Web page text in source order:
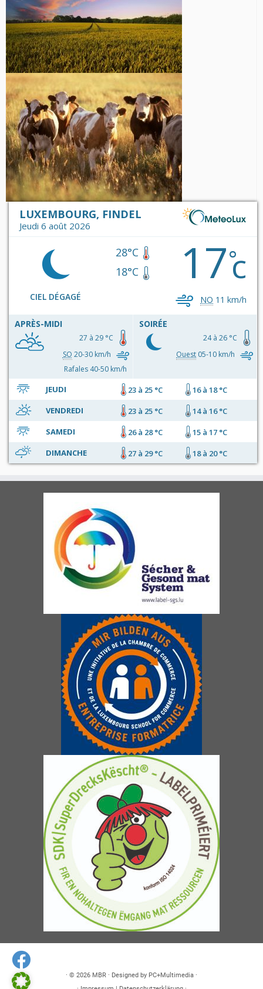
LUXEMBOURG, FINDEL
Jeudi 6 août 2026
CIEL DÉGAGÉ
28°C
18°C
17°c
NO 11 km/h
APRÈS-MIDI
27 à 29 °C
SO 20-30 km/h
Rafales 40-50 km/h
SOIRÉE
24 à 26 °C
Ouest 05-10 km/h
JEUDI 23 à 25 °C
16 à 18 °C
VENDREDI
23 à 25 °C
14 à 16 °C
SAMEDI
26 à 28 °C
15 à 17 °C
DIMANCHE
27 à 29 °C 18 à 20 °C
· © 2026 MBR · Designed by PC+Multimedia ·